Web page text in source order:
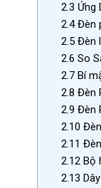
2.3 Ứng
2.4Đèn
2.5Đèn
2.6 So
2.7Bí
2.8 Đèn
2.9 Đèn
2.10
2.11
2.12Bộ
2.13